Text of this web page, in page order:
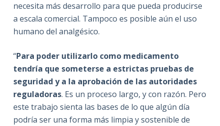
necesita más desarrollo para que pueda producirse
a escala comercial. Tampoco es posible aún el uso
humano del analgésico.
“Para poder utilizarlo como medicamento
tendría que someterse a estrictas pruebas de
seguridad y a la aprobación de las autoridades
reguladoras. Es un proceso largo, y con razón. Pero
este trabajo sienta las bases de lo que algún día
podría ser una forma más limpia y sostenible de